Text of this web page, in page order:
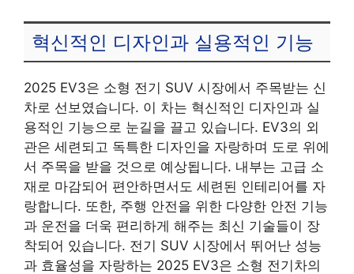
혁신적인 디자인과 실용적인 기능
2025 EV3은 소형 전기 SUV 시장에서 주목받는 신
차로 선보였습니다. 이 차는 혁신적인 디자인과 실
용적인 기능으로 눈길을 끌고 있습니다. EV3의 외
관은 세련되고 독특한 디자인을 자랑하며 도로 위에
서 주목을 받을 것으로 예상됩니다. 내부는 고급 소
재로 마감되어 편안하면서도 세련된 인테리어를 자
랑합니다. 또한, 주행 안전을 위한 다양한 안전 기능
과 운전을 더욱 편리하게 해주는 최신 기술들이 장
착되어 있습니다. 전기 SUV 시장에서 뛰어난 성능
과 효율성을 자랑하는 2025 EV3은 소형 전기차의